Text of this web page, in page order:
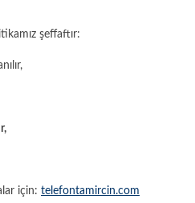
şeffaftır:
için: telefontamircin.com